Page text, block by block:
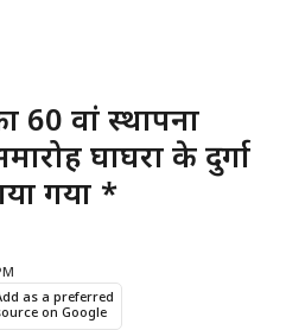
60 वां स्थापना
घाघरा के दुर्गा
गया *
as a preferred
on Google